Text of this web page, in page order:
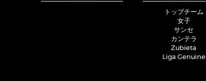
トップチーム
女子
サンセ
カンテラ
Zubieta
Liga Genuine